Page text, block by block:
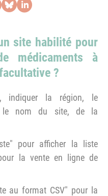
par e-mail
sur
Partager sur
Partager sur
site habilité pour
médicaments à
?
indiquer la région, le
le nom du site, de la
pour afficher la liste
la vente en ligne de
au format CSV" pour la